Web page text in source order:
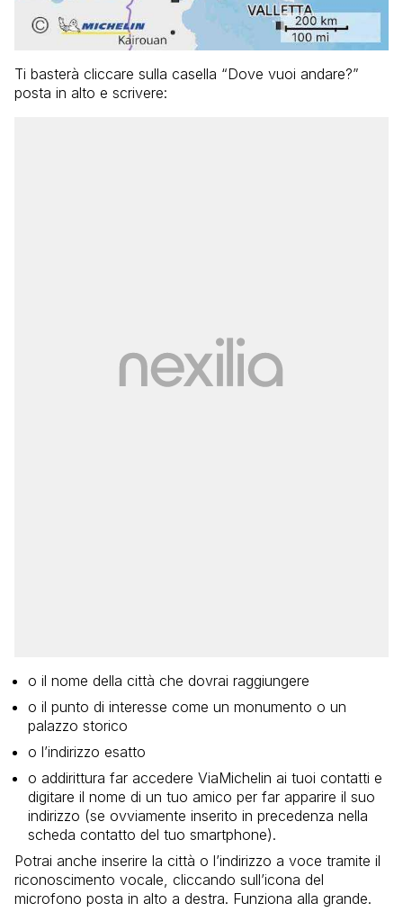
Ti basterà cliccare sulla casella “Dove vuoi andare?”
posta in alto e scrivere:
o il nome della città che dovrai raggiungere
o il punto di interesse come un monumento o un
palazzo storico
o l’indirizzo esatto
o addirittura far accedere ViaMichelin ai tuoi contatti e
digitare il nome di un tuo amico per far apparire il suo
indirizzo (se ovviamente inserito in precedenza nella
scheda contatto del tuo smartphone).
Potrai anche inserire la città o l’indirizzo a voce tramite il
riconoscimento vocale, cliccando sull’icona del
microfono posta in alto a destra. Funziona alla grande.